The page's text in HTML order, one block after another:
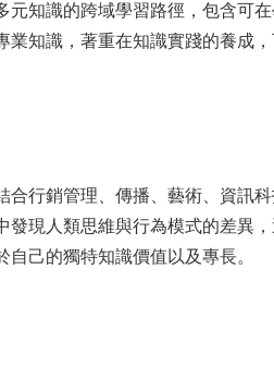
知識的跨域學習路徑，包含可
知識，著重在知識實踐的養成
行銷管理、傳播、藝術、資訊
現人類思維與行為模式的差異
己的獨特知識價值以及專長。